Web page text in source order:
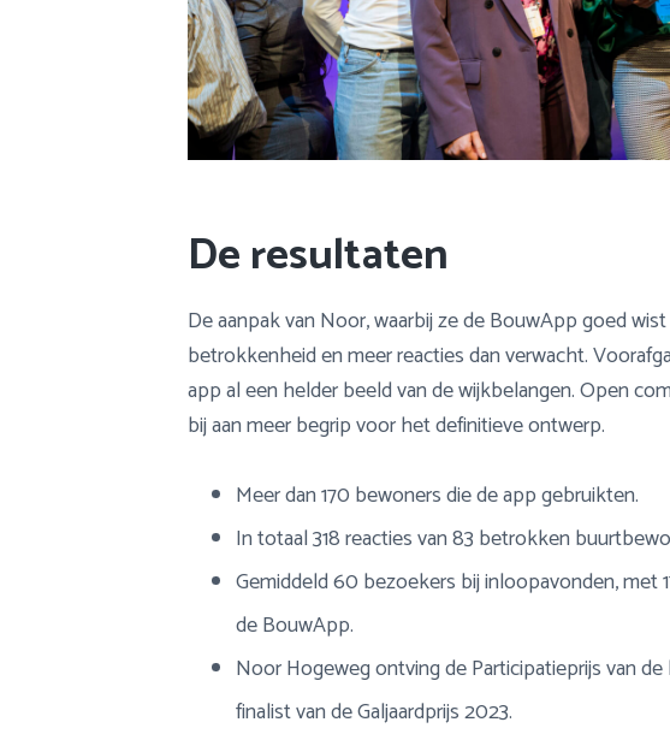
De resultaten
De aanpak van Noor, waarbij ze de BouwApp goed
betrokkenheid en meer reacties dan verwacht.
app al een helder beeld van de wijkbelangen. Open
bij aan meer begrip voor het definitieve ontwerp.
Meer dan 170 bewoners die de app gebruikten.
In totaal 318 reacties van 83 betrokken
Gemiddeld 60 bezoekers bij inloopavonden, met
de BouwApp.
Noor Hogeweg ontving de Participatieprijs van
finalist van de Galjaardprijs 2023.